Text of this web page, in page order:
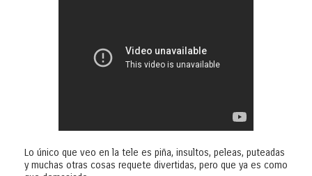
Lo único que veo en la tele es piña, insultos, peleas, puteadas
y muchas otras cosas requete divertidas, pero que ya es como